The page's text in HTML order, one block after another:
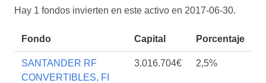
Hay 1 fondos invierten en este activo en 2017-06-30.
Fondo Capital Porcentaje
SANTANDER RF
CONVERTIBLES, FI
3.016.704€ 2,5%